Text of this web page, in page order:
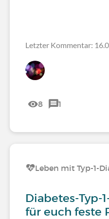
Letzter Kommentar:
8 1
Leben mit Typ-1-
Diabetes-Typ-
für euch feste